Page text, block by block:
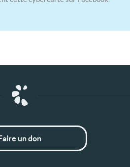
un don